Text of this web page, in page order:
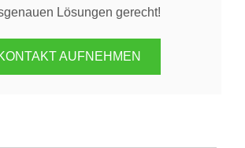
Lösungen gerecht!
AUFNEHMEN